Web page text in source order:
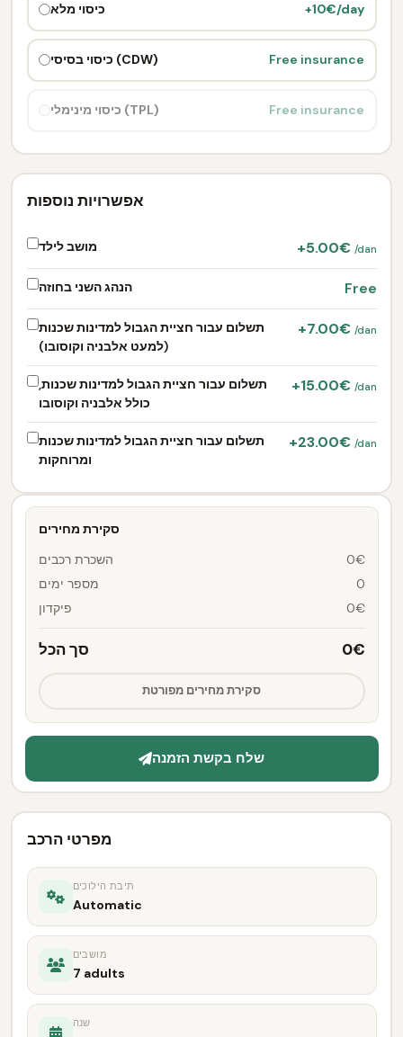
סקירת מחירים
השכרת רכבים
0€
מספר ימים
0
פיקדון
0€
סך הכל 0€
סקירת מחירים מפורטת
שלח בקשת הזמנה
כיסוי מלא +10€/day
כיסוי בסיסי (CDW) Free insurance
כיסוי מינימלי (TPL) Free insurance
אפשרויות נוספות
מושב לילד +5.00€ /dan
הנהג השני בחוזה Free
תשלום עבור חציית הגבול למדינות שכנות
(למעט אלבניה וקוסובו)
+7.00€ /dan
תשלום עבור חציית הגבול למדינות שכנות,
כולל אלבניה וקוסובו
+15.00€ /dan
תשלום עבור חציית הגבול למדינות שכנות
ומרוחקות
+23.00€ /dan
מפרטי הרכב
תיבת הילוכים
Automatic
מושבים
7 adults
שנה